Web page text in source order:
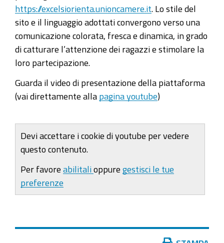
https://excelsiorienta.unioncamere.it . Lo stile del
sito e il linguaggio adottati convergono verso una
comunicazione colorata, fresca e dinamica, in grado
di catturare l’attenzione dei ragazzi e stimolare la
loro partecipazione.
Guarda il video di presentazione della piattaforma
(vai direttamente alla pagina youtube)
Devi accettare i cookie di youtube per vedere
questo contenuto.
Per favore abilitali oppure gestisci le tue
preferenze